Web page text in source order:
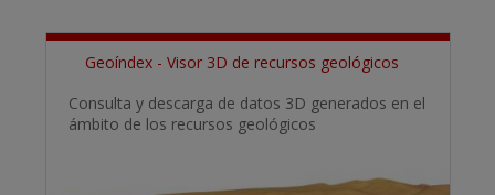
Geoíndex - Visor 3D de recursos geológicos
Consulta y descarga de datos 3D generados en el
ámbito de los recursos geológicos